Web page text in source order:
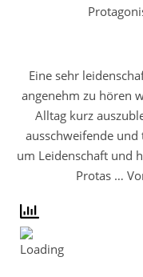
Eine sehr
angenehm zu hören
Alltag kurz
ausschweifende und
um Leidenschaft und
Protas …